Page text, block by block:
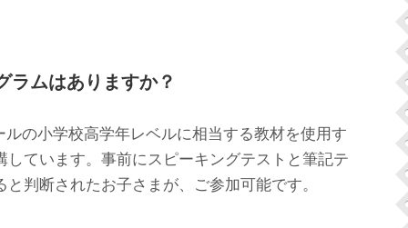
ラムはありますか？
の小学校高学年レベルに相当する教材を使用す
ています。事前にスピーキングテストと筆記テ
判断されたお子さまが、ご参加可能です。